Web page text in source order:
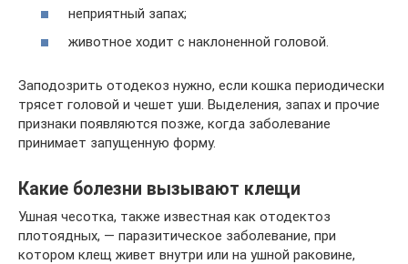
неприятный запах;
животное ходит с наклоненной головой.
Заподозрить отодекоз нужно, если кошка периодически
трясет головой и чешет уши. Выделения, запах и прочие
признаки появляются позже, когда заболевание
принимает запущенную форму.
Какие болезни вызывают клещи
Ушная чесотка, также известная как отодектоз
плотоядных, — паразитическое заболевание, при
котором клещ живет внутри или на ушной раковине,